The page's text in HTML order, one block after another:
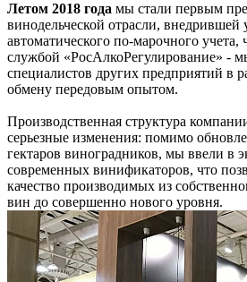
Летом 2018 года мы стали первым
винодельческой отрасли, внедрившей
автоматического по-марочного учета,
службой «РосАлкоРегулирование» -
специалистов других предприятий в
обмену передовым опытом.
Производственная структура
серьезные изменения: помимо
гектаров виноградников, мы ввели в
современных винификаторов, что
качество производимых из
вин до совершенно нового уровня.